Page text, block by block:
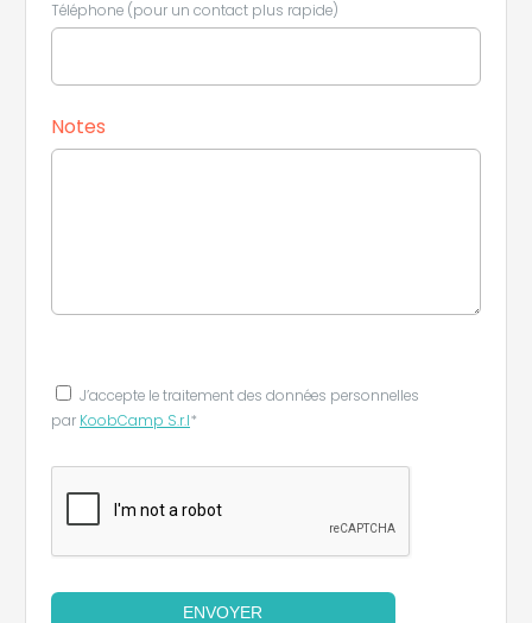
Téléphone (pour un contact plus rapide)
Notes
J’accepte le traitement des données personnelles
par KoobCamp S.r.l*
ENVOYER